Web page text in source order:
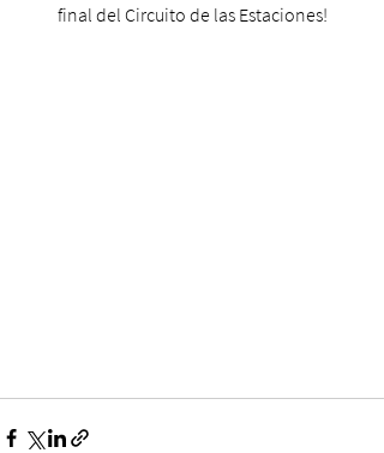
final del Circuito de las Estaciones!